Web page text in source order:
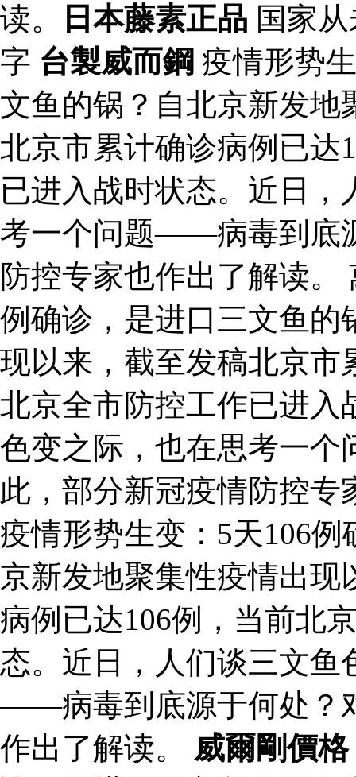
读。
日本藤素正品 国家
字 台製威而鋼 疫情形势
文鱼的锅？自北京新发地
北京市累计确诊病例已达
已进入战时状态。近日
考一个问题——病毒到底
防控专家也作出了解读。
例确诊，是进口三文鱼的
现以来，截至发稿北京市
北京全市防控工作已进入
色变之际，也在思考一
此，部分新冠疫情防控
疫情形势生变：5天106
京新发地聚集性疫情出现
病例已达106例，当前北
态。近日，人们谈三文鱼
——病毒到底源于何处？
作出了解读。 威爾剛價格